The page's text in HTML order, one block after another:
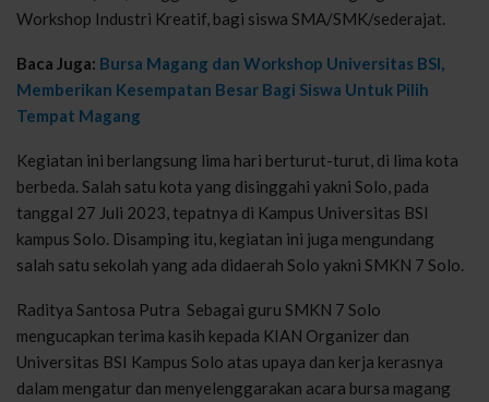
Workshop Industri Kreatif, bagi siswa SMA/SMK/sederajat.
Baca Juga: Bursa Magang dan Workshop Universitas BSI,
Memberikan Kesempatan Besar Bagi Siswa Untuk Pilih
Tempat Magang
Kegiatan ini berlangsung lima hari berturut-turut, di lima kota
berbeda. Salah satu kota yang disinggahi yakni Solo, pada
tanggal 27 Juli 2023, tepatnya di Kampus Universitas BSI
kampus Solo. Disamping itu, kegiatan ini juga mengundang
salah satu sekolah yang ada didaerah Solo yakni SMKN 7 Solo.
Raditya Santosa Putra Sebagai guru SMKN 7 Solo
mengucapkan terima kasih kepada KIAN Organizer dan
Universitas BSI Kampus Solo atas upaya dan kerja kerasnya
dalam mengatur dan menyelenggarakan acara bursa magang